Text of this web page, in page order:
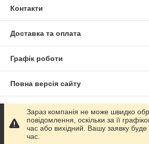
Контакти
Доставка та оплата
Графік роботи
Повна версія сайту
Сайт створено на маркетплейсі
Політика конфіденційності
Зараз компанія не може швидко
повідомлення, оскільки за її
час або вихідний. Вашу заявку
час.